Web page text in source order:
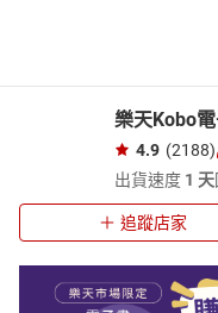
樂天Kobo
4.9 (2188)
出貨速度 1 天
追蹤店家